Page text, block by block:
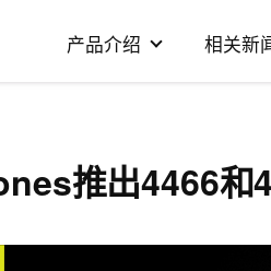
产品介绍 相关新
推出4466和